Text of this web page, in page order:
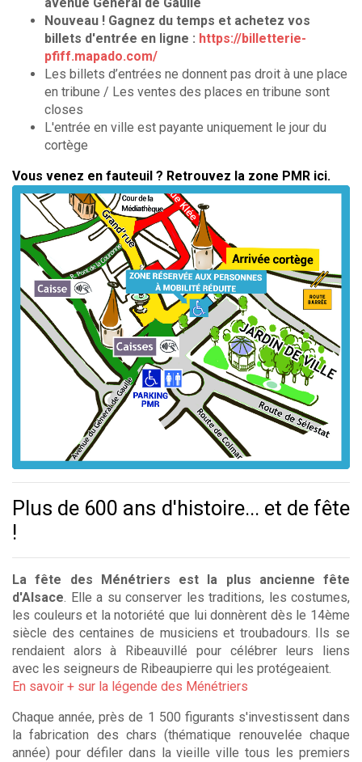
Nouveau ! Gagnez du temps et achetez vos
billets d'entrée en ligne : https://billetterie-
pfiff.mapado.com/
Les billets d’entrées ne donnent pas droit à une place
en tribune / Les ventes des places en tribune sont
closes
L'entrée en ville est payante uniquement le jour du
cortège
Vous venez en fauteuil ? Retrouvez la zone PMR ici.
Plus de 600 ans d'histoire... et de fête
!
La fête des Ménétriers est la plus ancienne fête
d'Alsace. Elle a su conserver les traditions, les costumes,
les couleurs et la notoriété que lui donnèrent dès le 14ème
siècle des centaines de musiciens et troubadours. Ils se
rendaient alors à Ribeauvillé pour célébrer leurs liens
avec les seigneurs de Ribeaupierre qui les protégeaient.
En savoir + sur la légende des Ménétriers
Chaque année, près de 1 500 figurants s'investissent dans
la fabrication des chars (thématique renouvelée chaque
année) pour défiler dans la vieille ville tous les premiers